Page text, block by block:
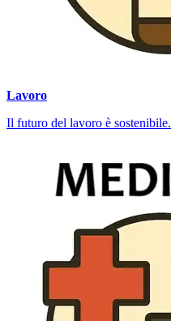
Lavoro
Il futuro del lavoro è